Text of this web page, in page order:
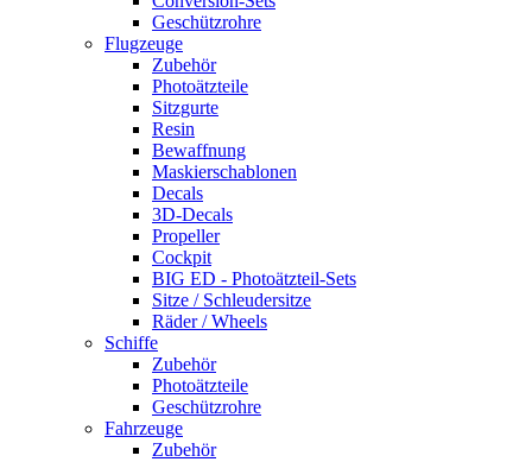
Geschützrohre
Flugzeuge
Zubehör
Photoätzteile
Sitzgurte
Resin
Bewaffnung
Maskierschablonen
Decals
3D-Decals
Propeller
Cockpit
BIG ED - Photoätzteil-Sets
Sitze / Schleudersitze
Räder / Wheels
Schiffe
Zubehör
Photoätzteile
Geschützrohre
Fahrzeuge
Zubehör